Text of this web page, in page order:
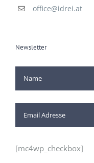
office@idrei.at
Newsletter
[mc4wp_checkbox]